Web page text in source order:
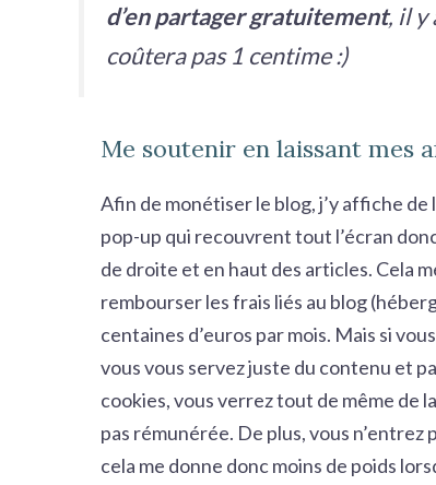
d’en partager gratuitement, il y
coûtera pas 1 centime :)
Me soutenir en laissant mes
Afin de monétiser le blog, j’y affiche de
pop-up qui recouvrent tout l’écran
de droite et en haut des articles. Cela
rembourser les frais liés au blog
centaines d’euros par mois. Mais si
vous vous servez juste du contenu et
cookies, vous verrez tout de même de
pas rémunérée. De plus, vous
cela me donne donc moins de poids